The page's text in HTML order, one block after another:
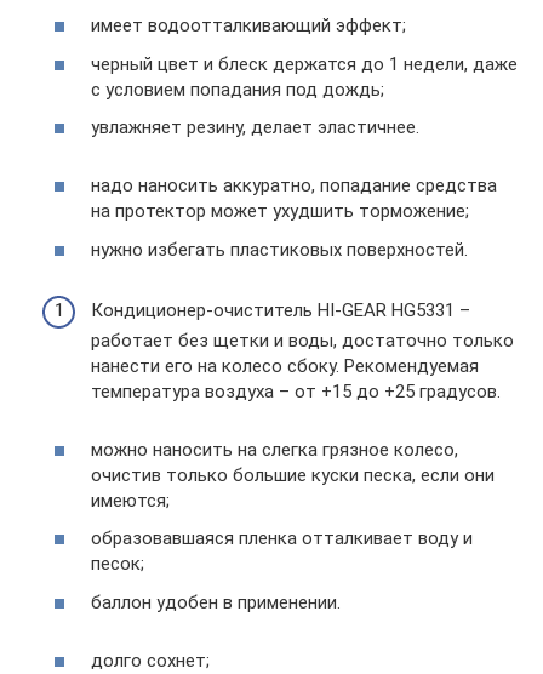
имеет водоотталкивающий эффект;
черный цвет и блеск держатся до 1 недели, даже
с условием попадания под дождь;
увлажняет резину, делает эластичнее.
надо наносить аккуратно, попадание средства
на протектор может ухудшить торможение;
нужно избегать пластиковых поверхностей.
Кондиционер-очиститель HI-GEAR HG5331 –
работает без щетки и воды, достаточно только
нанести его на колесо сбоку. Рекомендуемая
температура воздуха – от +15 до +25 градусов.
можно наносить на слегка грязное колесо,
очистив только большие куски песка, если они
имеются;
образовавшаяся пленка отталкивает воду и
песок;
баллон удобен в применении.
долго сохнет;